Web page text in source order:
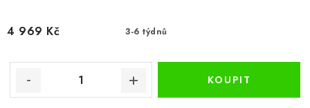
3-6 týdnů
4 969 Kč